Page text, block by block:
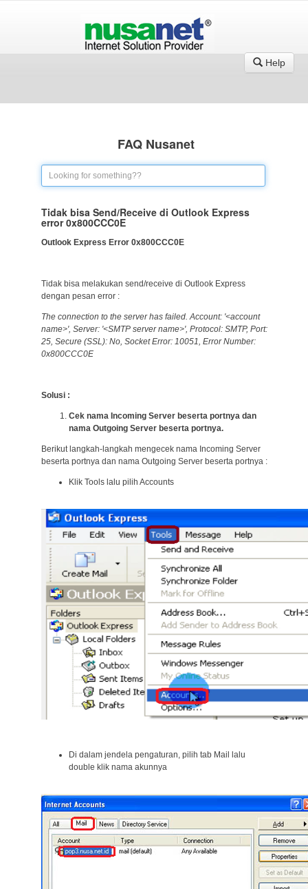
Help
FAQ Nusanet
Tidak bisa Send/Receive di Outlook Express
error 0x800CCC0E
Outlook Express Error 0x800CCC0E
Tidak bisa melakukan send/receive di Outlook Express
dengan pesan error :
The connection to the server has failed. Account: '<account
name>', Server: '<SMTP server name>', Protocol: SMTP, Port:
25, Secure (SSL): No, Socket Error: 10051, Error Number:
0x800CCC0E
Solusi :
Cek nama Incoming Server beserta portnya dan
nama Outgoing Server beserta portnya.
Berikut langkah-langkah mengecek nama Incoming Server
beserta portnya dan nama Outgoing Server beserta portnya :
Klik Tools lalu pilih Accounts
Di dalam jendela pengaturan, pilih tab Mail lalu
double klik nama akunnya